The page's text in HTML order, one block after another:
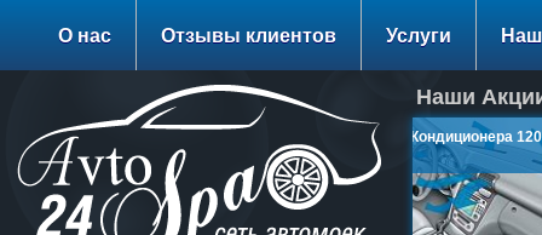
О нас Отзывы клиентов Услуги
Наши
Заправка Кондиционера 1200
руб.